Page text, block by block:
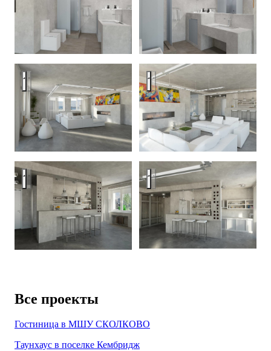
Studio on Northern Ave. in Yerevan, ArmeniaStudio on Northern Ave. in
Studio on Northern Ave. in Yerevan, ArmeniaStudio on Northern Ave. in
Все проекты
Гостиница в МШУ СКОЛКОВО
Таунхаус в поселке Кембридж